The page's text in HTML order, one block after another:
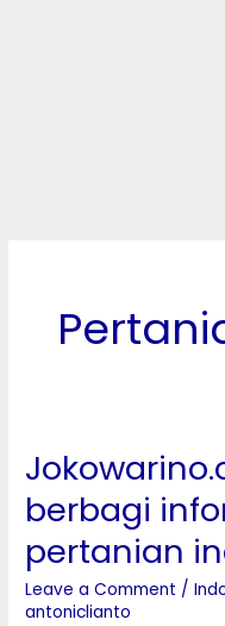
berbagi
pertanian
Leave a Comment /
antoniclianto
Jokowarino.com
berbagi
informasi
mengenai
pertanian